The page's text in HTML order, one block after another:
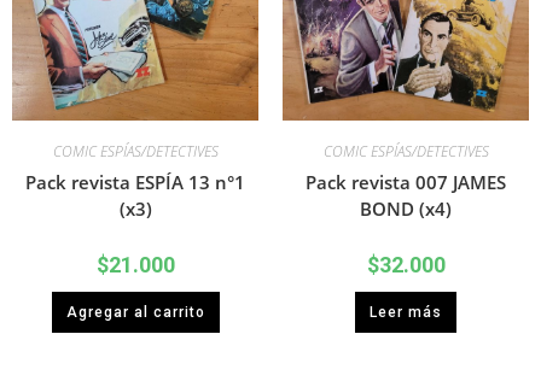
COMIC ESPÍAS/DETECTIVES
Pack revista ESPÍA 13 n°1
(x3)
$21.000
Agregar al carrito
COMIC ESPÍAS/DETECTIVES
Pack revista 007 JAMES
BOND (x4)
$32.000
Leer más